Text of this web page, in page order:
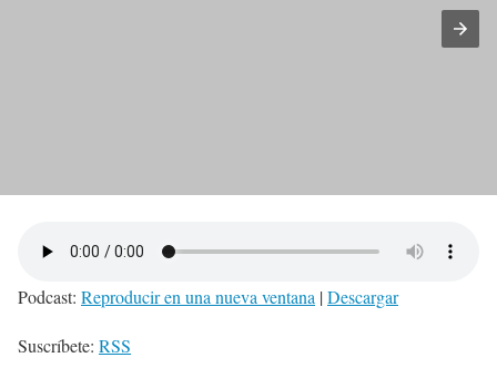
Podcast: Reproducir en una nueva ventana |Descargar
Suscríbete: RSS